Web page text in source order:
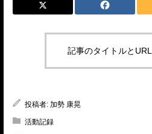
記事のタイトルと
投稿者: 加勢 康晃
活動記録